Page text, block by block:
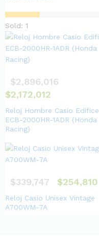
Sold: 1
$2,896,016
$2,172,012
Reloj Hombre Casio Edifice
ECB-2000HR-1ADR (Honda
Racing)
$339,747 $254,810
Reloj Casio Unisex Vintage
A700WM-7A